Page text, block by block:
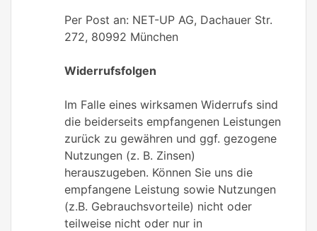
Per Post an: NET-UP AG, Dachauer Str.
272, 80992 München
Widerrufsfolgen
Im Falle eines wirksamen Widerrufs sind
die beiderseits empfangenen Leistungen
zurück zu gewähren und ggf. gezogene
Nutzungen (z. B. Zinsen)
herauszugeben. Können Sie uns die
empfangene Leistung sowie Nutzungen
(z.B. Gebrauchsvorteile) nicht oder
teilweise nicht oder nur in